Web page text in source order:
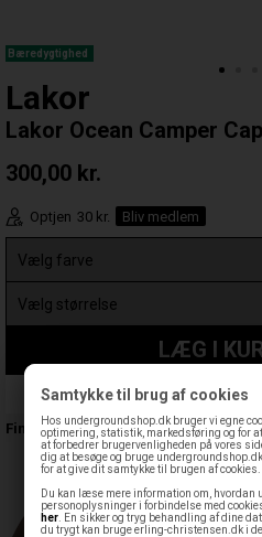
Samtykke til brug af cookies
Hos undergroundshop.dk bruger vi egne
optimering, statistik, markedsføring og for
at forbedrer brugervenligheden på vores
dig at besøge og bruge
for at give dit samtykke til brugen af cookies.
Du kan læse mere information om,
personoplysninger i forbindelse med
her . En sikker og tryg behandling af dine
du trygt kan bruge erling-christensen.dk i
Bæredygtighed
Lakor
Lakor Ocean Camper Cap
300,00 kr.
Optjen 30 kr. Bliv medlem
LÆG I
Leveringstid:
Findes også: